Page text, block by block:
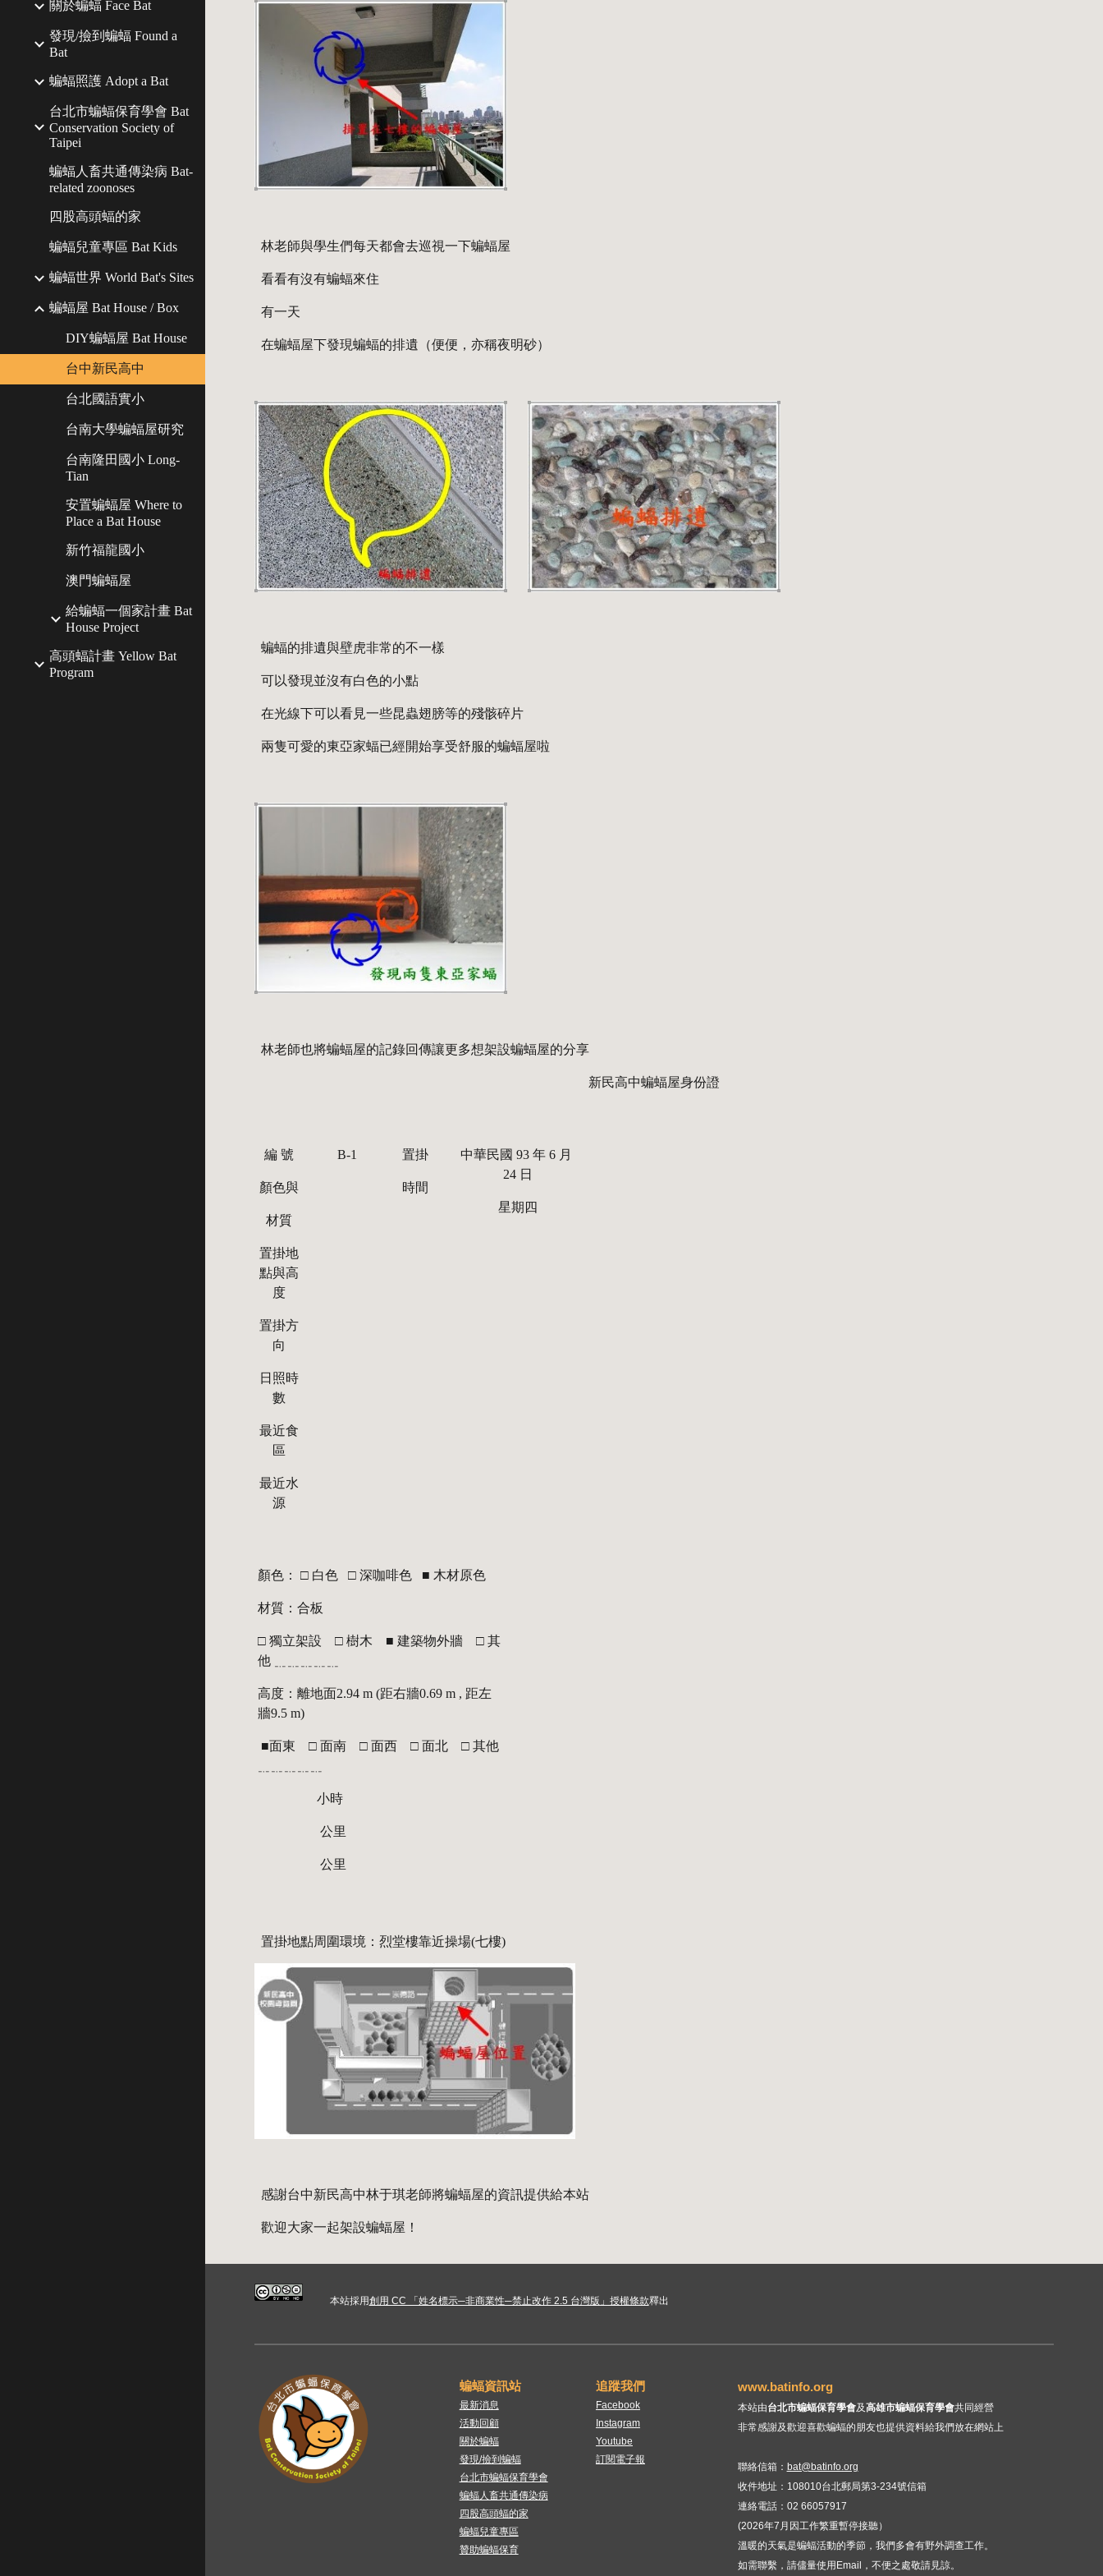
關於蝙蝠 Face Bat
發現/撿到蝙蝠 Found a
Bat
蝙蝠照護 Adopt a Bat
台北市蝙蝠保育學會 Bat
Conservation Society of
Taipei
蝙蝠人畜共通傳染病 Bat-
related zoonoses
四股高頭蝠的家
蝙蝠兒童專區 Bat Kids
蝙蝠世界 World Bat's Sites
蝙蝠屋 Bat House / Box
DIY蝙蝠屋 Bat House
台中新民高中
台北國語實小
台南大學蝙蝠屋研究
台南隆田國小 Long-
Tian
安置蝙蝠屋 Where to
Place a Bat House
新竹福龍國小
澳門蝙蝠屋
給蝙蝠一個家計畫 Bat
House Project
高頭蝠計畫 Yellow Bat
Program
林老師與學生們每天都會去巡視一下蝙蝠屋
看看有沒有蝙蝠來住
有一天
在蝙蝠屋下發現蝙蝠的排遺（便便，亦稱夜明砂）
蝙蝠的排遺與壁虎非常的不一樣
可以發現並沒有白色的小點
在光線下可以看見一些昆蟲翅膀等的殘骸碎片
兩隻可愛的東亞家蝠已經開始享受舒服的蝙蝠屋啦
林老師也將蝙蝠屋的記錄回傳讓更多想架設蝙蝠屋的分享
新民高中蝙蝠屋身份證
編 號
顏色與
材質
置掛地
點與高
度
置掛方
向
日照時
數
最近食
區
最近水
源
B-1 置掛
時間
中華民國 93 年 6 月
24 日
星期四
顏色： □ 白色   □ 深咖啡色   ■ 木材原色
材質：合板
□ 獨立架設    □ 樹木    ■ 建築物外牆    □ 其
他 ﹎﹎﹎﹎﹎
高度：離地面2.94 m (距右牆0.69 m , 距左
牆9.5 m)
                  小時
                   公里
                   公里
置掛地點周圍環境：烈堂樓靠近操場(七樓)
感謝台中新民高中林于琪老師將蝙蝠屋的資訊提供給本站
歡迎大家一起架設蝙蝠屋！
本站採用創用 CC 「姓名標示─非商業性─禁止改作 2.5 台灣版」授權條款釋出
蝙蝠資訊站
最新消息
活動回顧
關於蝙蝠
發現/撿到蝙蝠
台北市蝙蝠保育學會
蝙蝠人畜共通傳染病
四股高頭蝠的家
蝙蝠兒童專區
贊助蝙蝠保育
追蹤我們
Facebook
Instagram
Youtube
訂閱電子報
www.batinfo.org
本站由台北市蝙蝠保育學會及高雄市蝙蝠保育學會共同經營
非常感謝及歡迎喜歡蝙蝠的朋友也提供資料給我們放在網站上
聯絡信箱： bat@batinfo.org
收件地址：108010台北郵局第3-234號信箱
連絡電話：02 66057917
(2026年7月因工作繁重暫停接聽）
溫暖的天氣是蝙蝠活動的季節，我們多會有野外調查工作。
如需聯繫，請儘量使用Email，不便之處敬請見諒。